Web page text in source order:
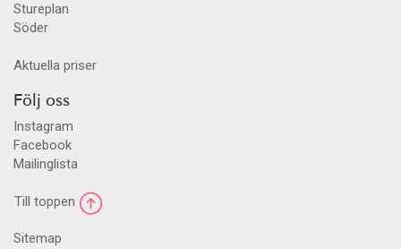
Stureplan
Söder
Aktuella priser
Följ oss
Instagram
Facebook
Mailinglista
Till toppen
Sitemap